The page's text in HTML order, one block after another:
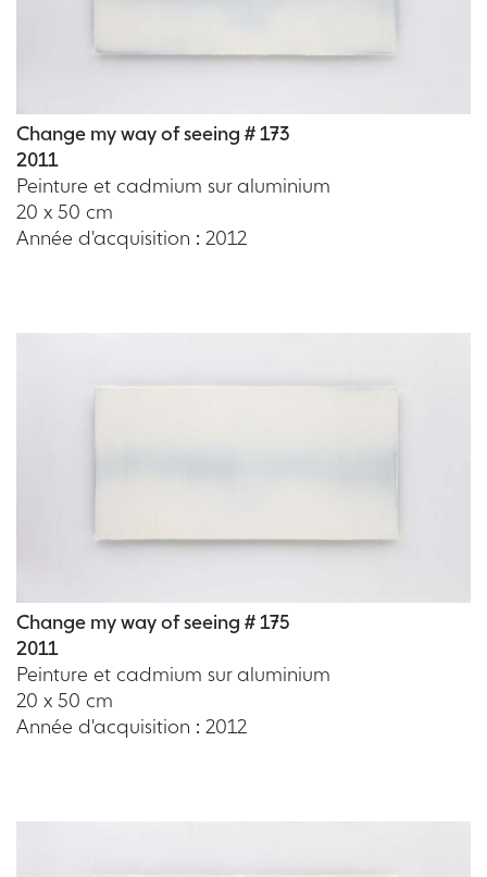
Change my way of seeing # 173
2011
Peinture et cadmium sur aluminium
20 x 50 cm
Année d'acquisition : 2012
Change my way of seeing # 175
2011
Peinture et cadmium sur aluminium
20 x 50 cm
Année d'acquisition : 2012